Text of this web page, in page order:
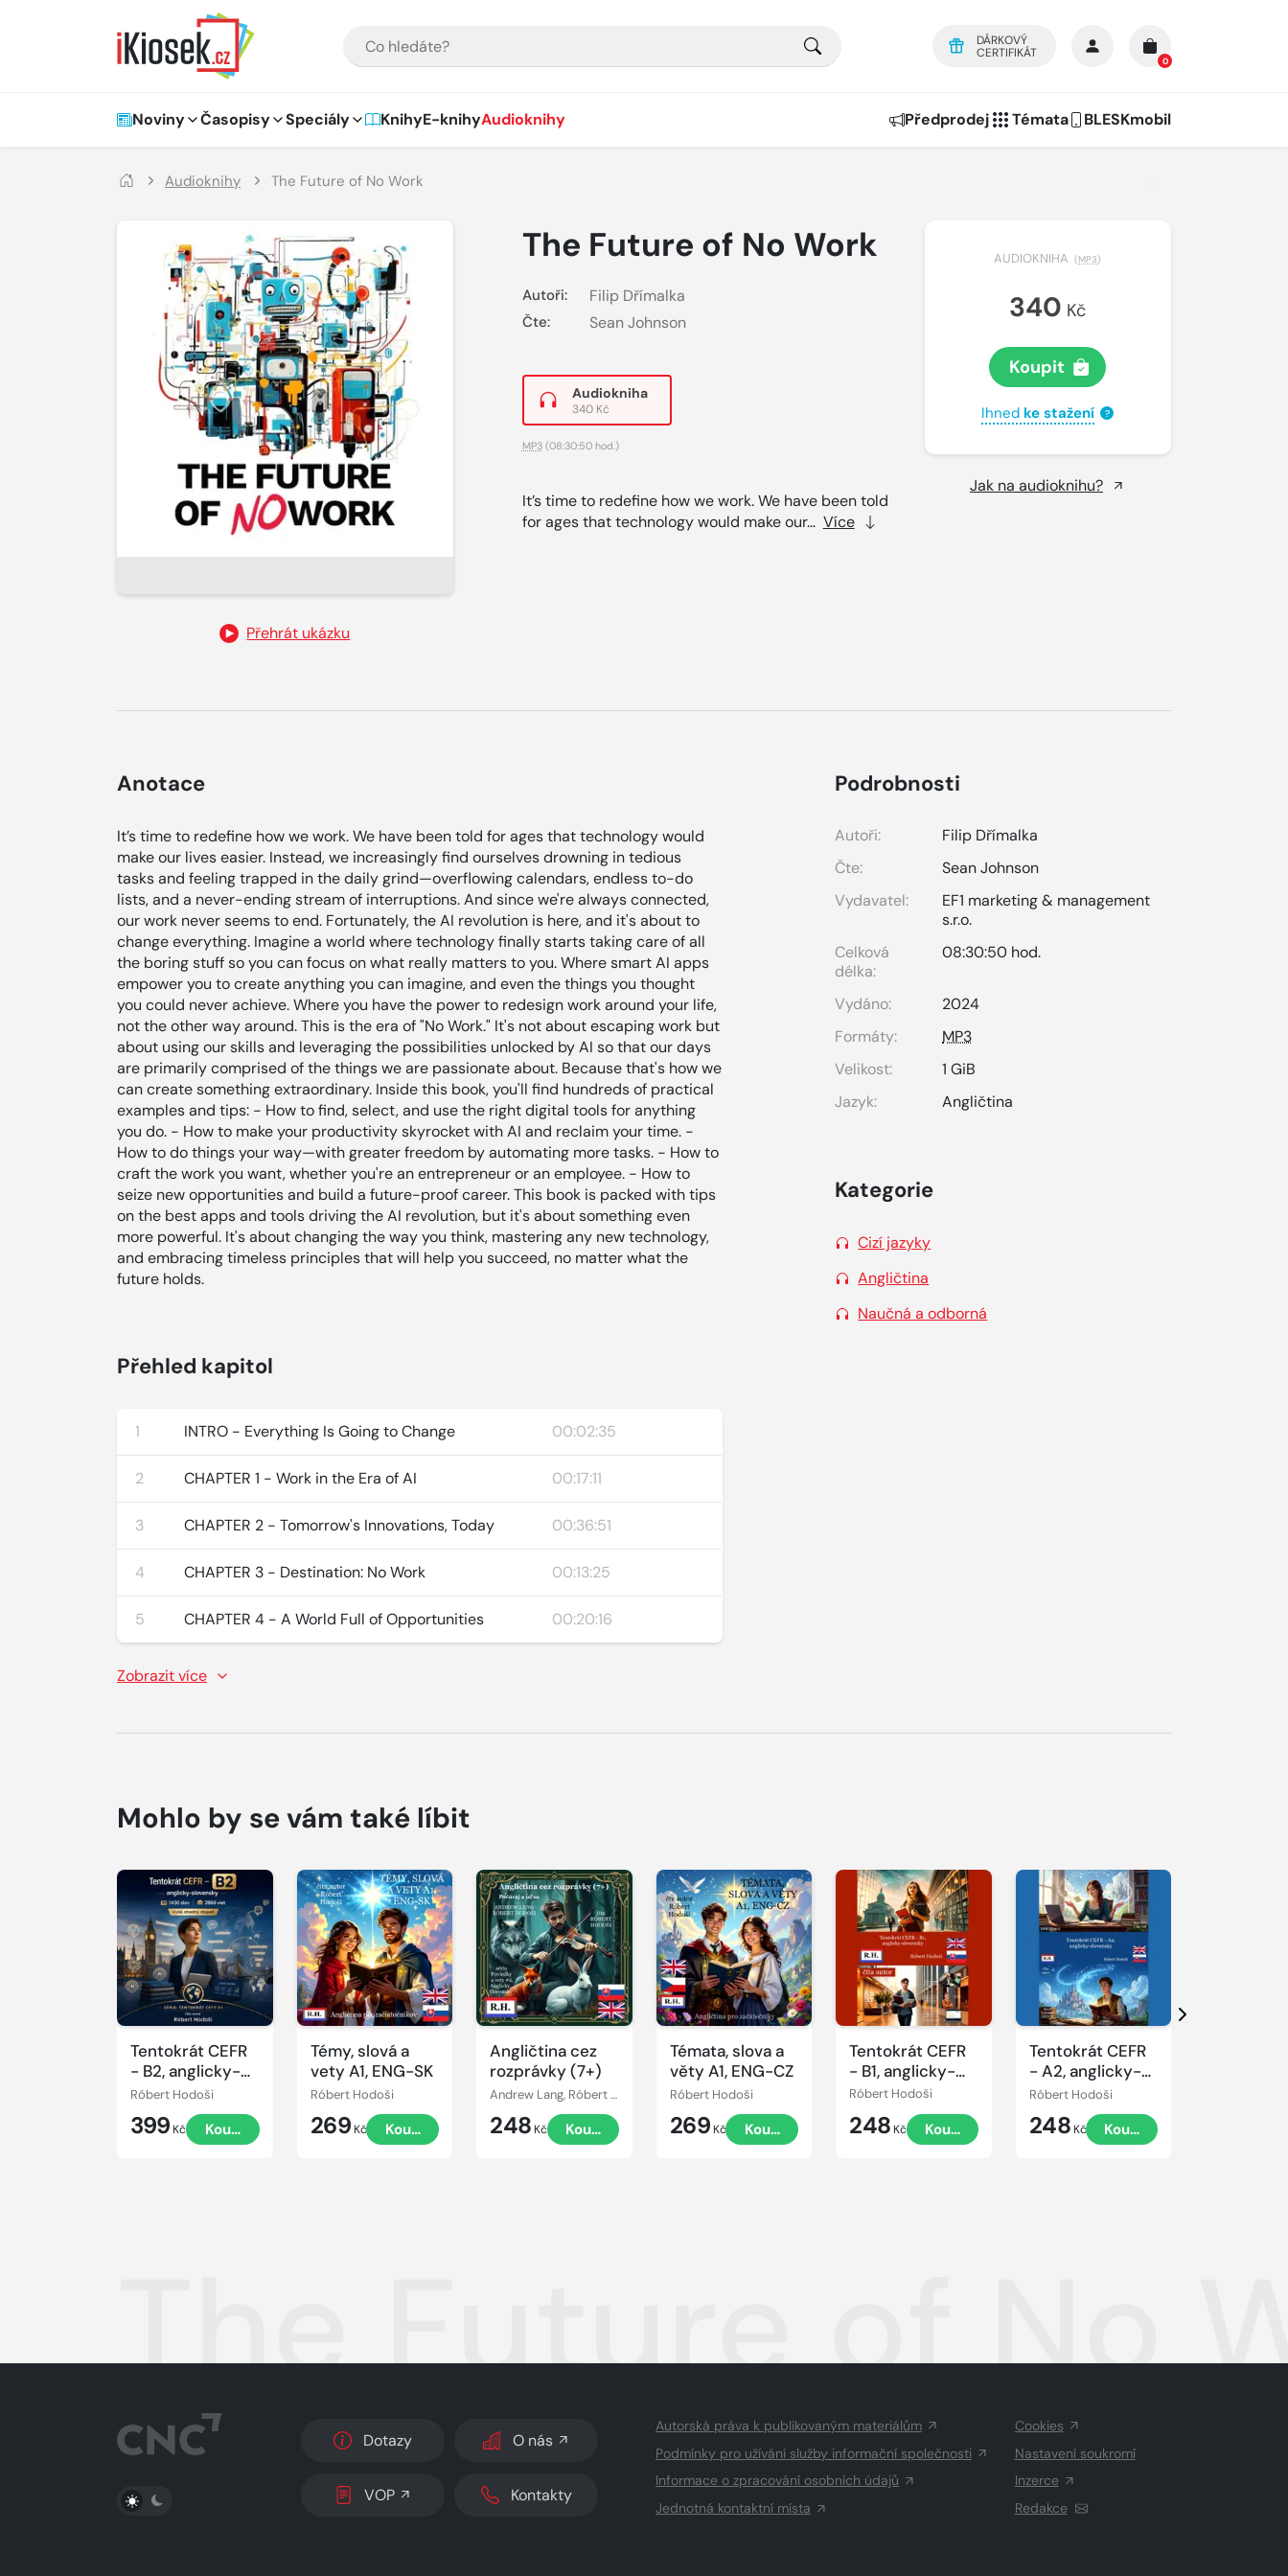
DÁRKOVÝ
CERTIFIKÁT
0
Hlavní navigace
Noviny Časopisy Speciály KnihyE-knihyAudioknihy Předprodej Témata BLESKmobil
Audioknihy The Future of No Work
Přehrát ukázku
The Future of No Work
Autoři: Filip Dřímalka
Čte: Sean Johnson
Audiokniha
340 Kč
MP3(08:30:50 hod.)
It’s time to redefine how we work. We have been told
for ages that technology would make our... Více
AUDIOKNIHA (MP3)
340 Kč
Koupit
Ihned ke stažení ?
Jak na audioknihu?
Anotace
It’s time to redefine how we work. We have been told for ages that technology would
make our lives easier. Instead, we increasingly find ourselves drowning in tedious
tasks and feeling trapped in the daily grind—overflowing calendars, endless to-do
lists, and a never-ending stream of interruptions. And since we're always connected,
our work never seems to end. Fortunately, the AI revolution is here, and it's about to
change everything. Imagine a world where technology finally starts taking care of all
the boring stuff so you can focus on what really matters to you. Where smart AI apps
empower you to create anything you can imagine, and even the things you thought
you could never achieve. Where you have the power to redesign work around your life,
not the other way around. This is the era of "No Work." It's not about escaping work but
about using our skills and leveraging the possibilities unlocked by AI so that our days
are primarily comprised of the things we are passionate about. Because that's how we
can create something extraordinary. Inside this book, you'll find hundreds of practical
examples and tips: - How to find, select, and use the right digital tools for anything
you do. - How to make your productivity skyrocket with AI and reclaim your time. -
How to do things your way—with greater freedom by automating more tasks. - How to
craft the work you want, whether you're an entrepreneur or an employee. - How to
seize new opportunities and build a future-proof career. This book is packed with tips
on the best apps and tools driving the AI revolution, but it's about something even
more powerful. It's about changing the way you think, mastering any new technology,
and embracing timeless principles that will help you succeed, no matter what the
future holds.
Přehled kapitol
1 INTRO - Everything Is Going to Change 00:02:35
2 CHAPTER 1 - Work in the Era of AI 00:17:11
3 CHAPTER 2 - Tomorrow's Innovations, Today 00:36:51
4 CHAPTER 3 - Destination: No Work 00:13:25
5 CHAPTER 4 - A World Full of Opportunities 00:20:16
Zobrazit více
Podrobnosti
Autoři:
Filip Dřímalka
Čte:
Sean Johnson
Vydavatel:
EF1 marketing & management
s.r.o.
Celková
délka:
08:30:50 hod.
Vydáno:
2024
Formáty:
MP3
Velikost:
1 GiB
Jazyk:
Angličtina
Kategorie
Cizí jazyky
Angličtina
Naučná a odborná
Mohlo by se vám také líbit
Tentokrát CEFR
- B2, anglicky-
slovensky
Róbert Hodoši
399 Kč Koupit
Přehrát
ukázku
Témy, slová a
vety A1, ENG-SK
Róbert Hodoši
269 Kč Koupit
Přehrát
ukázku
Angličtina cez
rozprávky (7+)
Andrew Lang, Róbert Hodoši
248 Kč Koupit
Přehrát
ukázku
Témata, slova a
věty A1, ENG-CZ
Róbert Hodoši
269 Kč Koupit
Přehrát
ukázku
Tentokrát CEFR
- B1, anglicky-
slovensky
Róbert Hodoši
248 Kč Koupit
Přehrát
ukázku
Tentokrát CEFR
- A2, anglicky-
slovensky
Róbert Hodoši
248 Kč Koupit
Přehrát
ukázku
Další
The Future of No
PŘEPNOUT SVĚTLÝ/TMAVÝ REŽIM
Dotazy O nás
VOP Kontakty
Autorská práva k publikovaným materiálům
Podmínky pro užívání služby informační společnosti
Informace o zpracování osobních údajů
Jednotná kontaktní místa
Cookies
Nastavení soukromí
Inzerce
Redakce